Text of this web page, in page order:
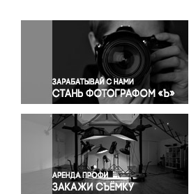
Окружающая среда
Политика
Правосудие
Происшествия и конфликты
Религия
Светская жизнь
Спорт
Экология
Экономика и бизнес